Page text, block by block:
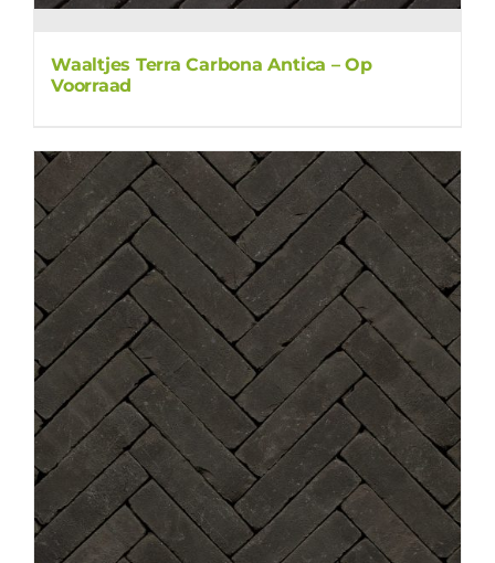
Waaltjes Terra Carbona Antica – Op
Voorraad